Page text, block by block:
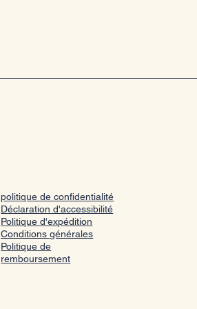
politique de confidentialité
Déclaration d'accessibilité
Politique d'expédition
Conditions générales
Politique de
remboursement